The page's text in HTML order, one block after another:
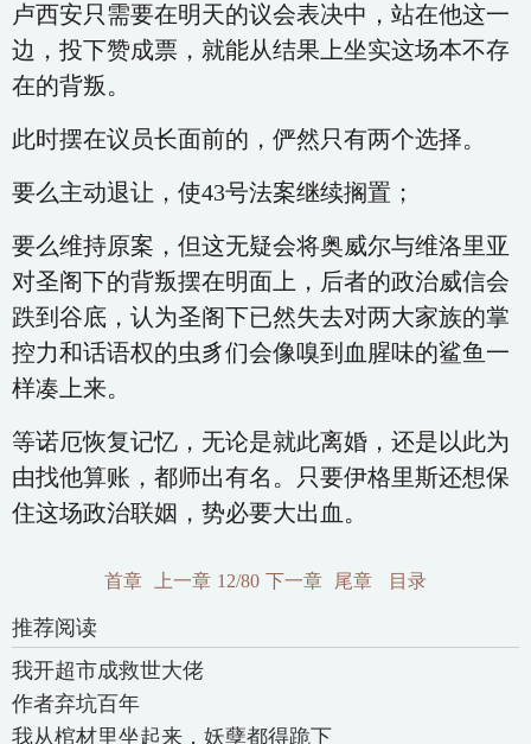
卢西安只需要在明天的议会表决中，站在他这一
边，投下赞成票，就能从结果上坐实这场本不存
在的背叛。
此时摆在议员长面前的，俨然只有两个选择。
要么主动退让，使43号法案继续搁置；
要么维持原案，但这无疑会将奥威尔与维洛里亚
对圣阁下的背叛摆在明面上，后者的政治威信会
跌到谷底，认为圣阁下已然失去对两大家族的掌
控力和话语权的虫豸们会像嗅到血腥味的鲨鱼一
样凑上来。
等诺厄恢复记忆，无论是就此离婚，还是以此为
由找他算账，都师出有名。只要伊格里斯还想保
住这场政治联姻，势必要大出血。
首章 上一章 12/80 下一章 尾章 目录
推荐阅读
我开超市成救世大佬
作者弃坑百年
我从棺材里坐起来，妖孽都得跪下